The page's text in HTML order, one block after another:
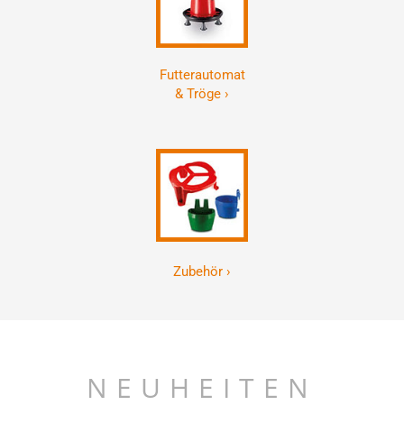
Futterautomat
& Tröge ›
Zubehör ›
NEUHEITEN